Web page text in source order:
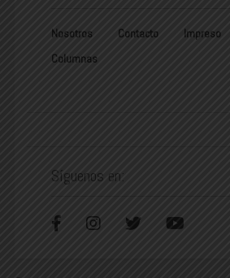
Nosotros Contacto
Impreso
Columnas
Síguenos en: